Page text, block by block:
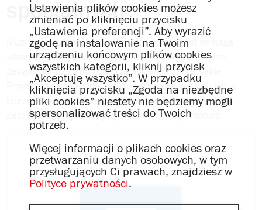
specjalnych
Muzyka, matematyka, język - każdy przedmiot wymaga
własnego specjalnego zeszytu o określonej liniaturze.
Zeszyty herlitz są dobrze przemyślane i uniwersalne.
Przydadzą się w każdej sytuacji w szkole, w domu lub w
biurze. Każda strona oferuje miejsce na ważne notatki.
Zeszyty mają fajne motywy okładek i różną liniaturę.
Ustawienia plików cookies możesz
zmieniać po kliknięciu przycisku
„Ustawienia preferencji”. Aby wyrazić
zgodę na instalowanie na Twoim
urządzeniu końcowym plików cookies
wszystkich kategorii, kliknij przycisk
„Akceptuję wszystko”. W przypadku
kliknięcia przycisku „Zgoda na niezbędne
pliki cookies” niestety nie będziemy mogli
spersonalizować treści do Twoich
potrzeb.
Więcej informacji o plikach cookies oraz
przetwarzaniu danych osobowych, w tym
przysługujących Ci prawach, znajdziesz w
Polityce prywatności.